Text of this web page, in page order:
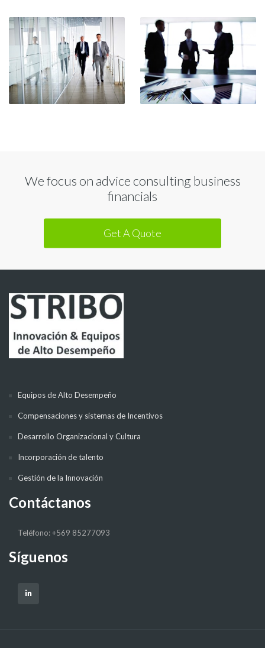
We focus on advice consulting business
financials
Get A Quote
Equipos de Alto Desempeño
Compensaciones y sistemas de Incentivos
Desarrollo Organizacional y Cultura
Incorporación de talento
Gestión de la Innovación
Contáctanos
Teléfono: +569 85277093
Síguenos